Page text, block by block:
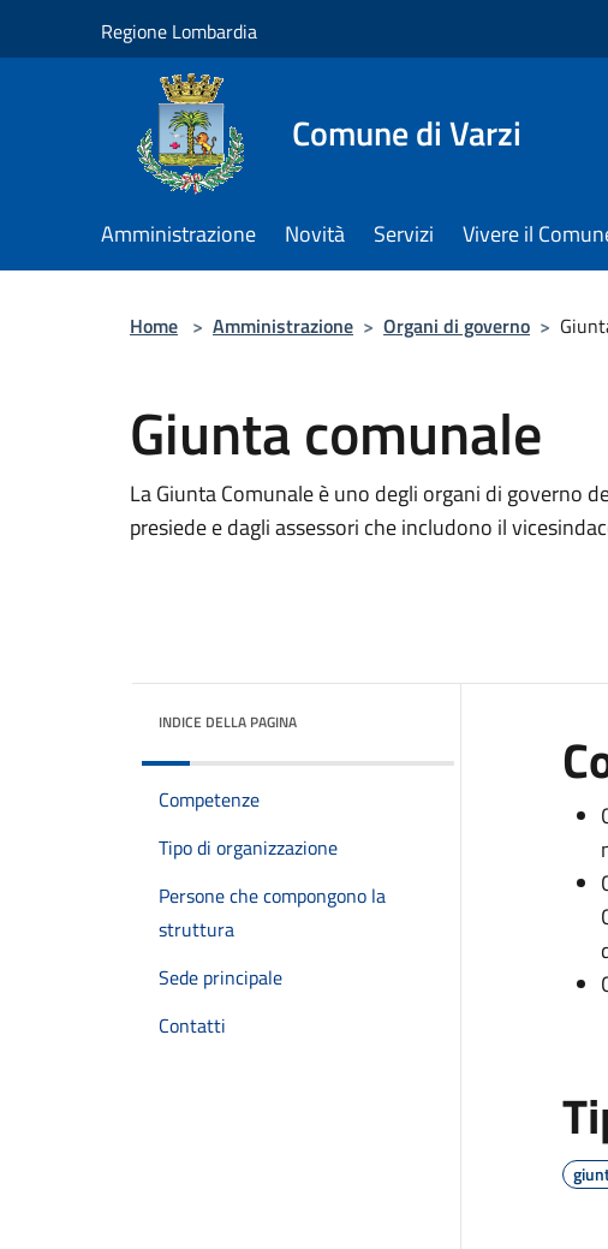
Regione Lombardia
Comune di Varzi
Amministrazione Novità Servizi Vivere il
Home > Amministrazione > Organi di governo >
Giunta comunale
La Giunta Comunale è uno degli organi di governo
presiede e dagli assessori che includono il
INDICE DELLA PAGINA
Competenze
Tipo di organizzazione
Persone che compongono la
struttura
Sede principale
Contatti